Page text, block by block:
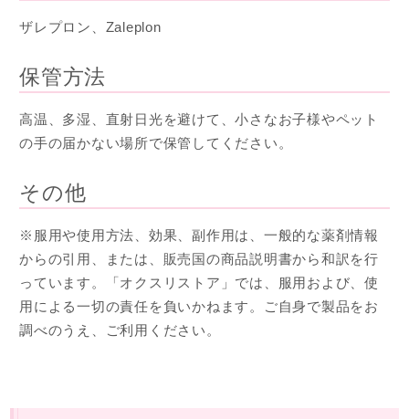
ザレプロン、Zaleplon
保管方法
高温、多湿、直射日光を避けて、小さなお子様やペット
の手の届かない場所で保管してください。
その他
※服用や使用方法、効果、副作用は、一般的な薬剤情報
からの引用、または、販売国の商品説明書から和訳を行
っています。「オクスリストア」では、服用および、使
用による一切の責任を負いかねます。ご自身で製品をお
調べのうえ、ご利用ください。